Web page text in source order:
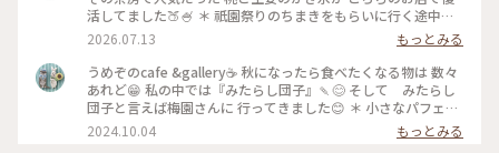
汗💦になるけど、 真夏に食べるかき氷🍧、魅力的ですよね✨✨
活してました🍑🍧 ＊ 祇園祭りのちまきをもらいに行く途中に
寄ろうかなどうしようかな？と 考えながら前を通ったら桃氷
の看板でていたので スルーできませんでした😆 ＊ ぴりりとく
る新生姜のシロップが すごいアクセントになって🫚 合間合間
にみずみずしい桃のスライスを いただきます🍑 ちょっと見え
づらいですが 中にはもっちり白玉と そしてこし餡が入ってい
るので 最後には、しるこ氷としていただきました😊 ＊ 人気か
き氷だけに🍧 私が最後の一杯だったようで 注文したあとにす
2026.07.13
もっとみる
うめぞのcafe &gallery☕️ 秋になったら食べたくなる物は 数々
あれど😁 私の中では『みたらし団子』🍡😊 そして みたらし
団子と言えば梅園さんに 行ってきました😊 ＊ 小さなパフェと
みたらし団子のセット🩷 この小さなパフェのセットが復活し
て 小躍りです😁 パフェにはわらび餅と小さな抹茶アイスとク
2024.10.04 もっとみる